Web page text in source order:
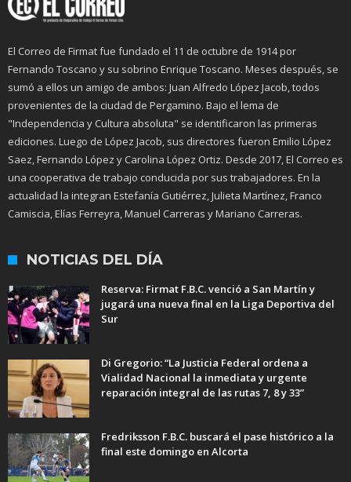
El Correo de Firmat fue fundado el 11 de octubre de 1914 por
Fernando Toscano y su sobrino Enrique Toscano. Meses después, se
sumó a ellos un amigo de ambos: Juan Alfredo López Jacob, todos
provenientes de la ciudad de Pergamino. Bajo el lema de
"Independencia y Cultura absoluta" se identificaron las primeras
ediciones. Luego de López Jacob, sus directores fueron Emilio López
Saez, Fernando López y Carolina López Ortiz. Desde 2017, El Correo es
una cooperativa de trabajo conducida por sus trabajadores. En la
actualidad la integran Estefanía Gutiérrez, Julieta Martínez, Franco
Camiscia, Elías Ferreyra, Manuel Carreras y Mariano Carreras.
NOTICIAS DEL DÍA
Reserva: Firmat F.B.C. venció a San Martín y
jugará una nueva final en la Liga Deportiva del
Sur
Di Gregorio: “La Justicia Federal ordena a
Vialidad Nacional la inmediata y urgente
reparación integral de las rutas 7, 8 y 33”
Fredriksson F.B.C. buscará el pase histórico a la
final este domingo en Alcorta